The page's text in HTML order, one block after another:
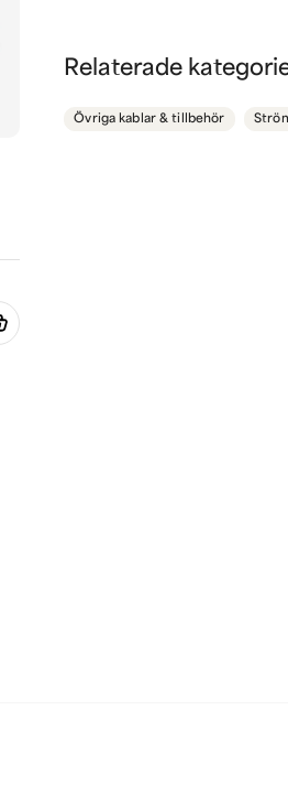
Fråga oss något om
Relaterade
Övriga kablar & tillbehör